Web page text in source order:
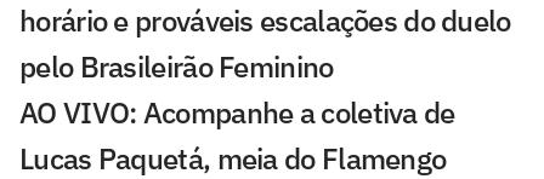
horário e prováveis escalações do duelo
pelo Brasileirão Feminino
AO VIVO: Acompanhe a coletiva de
Lucas Paquetá, meia do Flamengo